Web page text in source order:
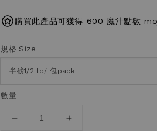
購買此產品可獲得 600 魔汁點數
規格 Size
數量